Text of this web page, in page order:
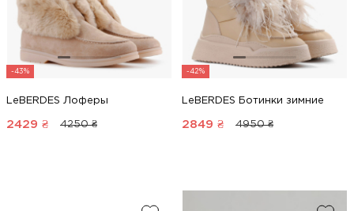
-43%
LeBERDES Лоферы
2429 ₴ 4250 ₴
-42%
LeBERDES Ботинки зимние
2849 ₴ 4950 ₴